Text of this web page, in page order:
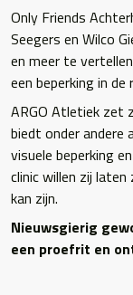
Only Friends
Seegers en Wilco
en meer te
een beperking in de
ARGO Atletiek zet
biedt onder andere
visuele beperking
clinic willen zij
kan zijn.
Nieuwsgierig
een proefrit en